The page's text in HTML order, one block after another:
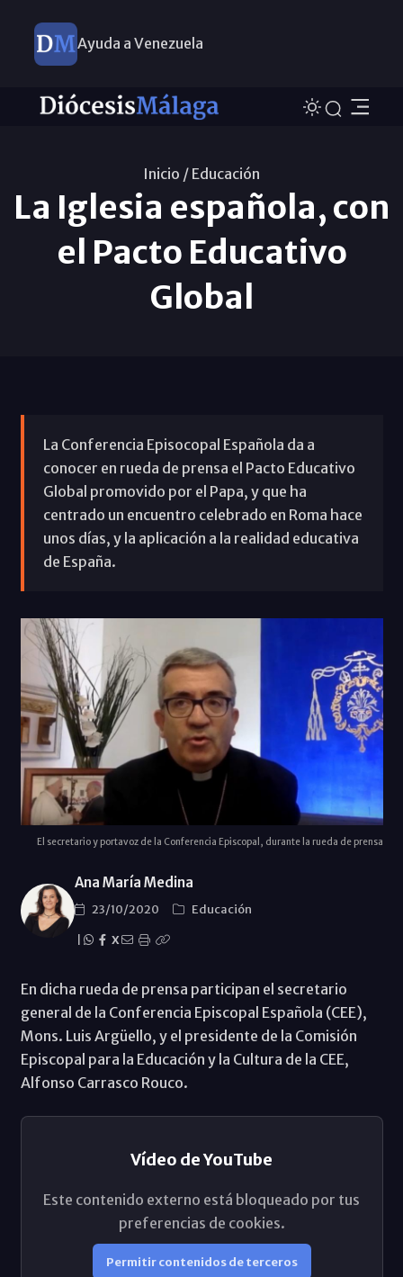
Ayuda a Venezuela
Inicio / Educación
La Iglesia española, con
el Pacto Educativo
Global
La Conferencia Episocopal Española da a
conocer en rueda de prensa el Pacto Educativo
Global promovido por el Papa, y que ha
centrado un encuentro celebrado en Roma hace
unos días, y la aplicación a la realidad educativa
de España.
El secretario y portavoz de la Conferencia Episcopal, durante la rueda de prensa
Ana María Medina
23/10/2020
Educación
X
En dicha rueda de prensa participan el secretario
general de la Conferencia Episcopal Española (CEE),
Mons. Luis Argüello, y el presidente de la Comisión
Episcopal para la Educación y la Cultura de la CEE,
Alfonso Carrasco Rouco.
Vídeo de YouTube
Este contenido externo está bloqueado por tus
preferencias de cookies.
Permitir contenidos de terceros